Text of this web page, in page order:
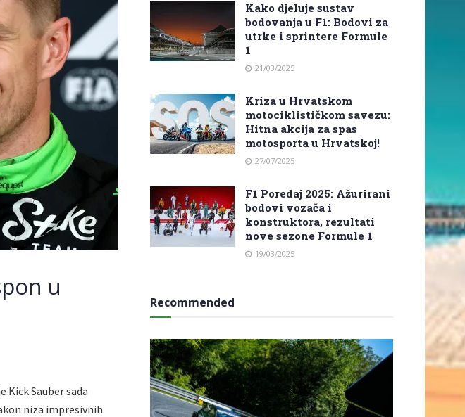
u
Kick Sauber sada
niza impresivnih
Kako djeluje sustav
bodovanja u F1: Bodovi za
utrke i sprintere Formule
1
21/03/2025
Kriza u Hrvatskom
motociklističkom savezu:
Hitna akcija za spas
motosporta u Hrvatskoj!
27/07/2025
F1 Poredaj 2025: Ažurirani
bodovi vozača i
konstruktora, rezultati
nove sezone Formule 1
19/03/2025
Recommended